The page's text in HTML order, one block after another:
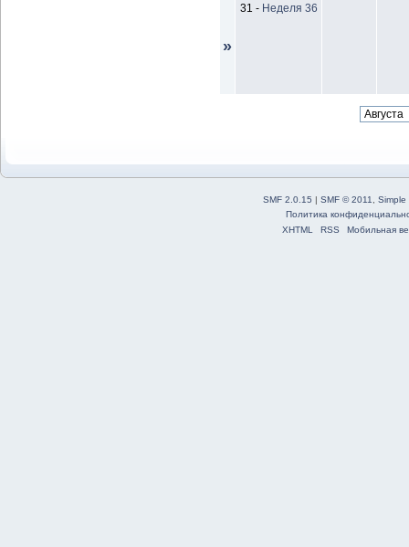
»
31 - Неделя 36
SMF 2.0.15 | SMF © 2011, Simple
Политика
XHTML
RSS Мобильная